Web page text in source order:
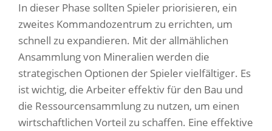
In dieser Phase sollten Spieler priorisieren, ein
zweites Kommandozentrum zu errichten, um
schnell zu expandieren. Mit der allmählichen
Ansammlung von Mineralien werden die
strategischen Optionen der Spieler vielfältiger. Es
ist wichtig, die Arbeiter effektiv für den Bau und
die Ressourcensammlung zu nutzen, um einen
wirtschaftlichen Vorteil zu schaffen. Eine effektive